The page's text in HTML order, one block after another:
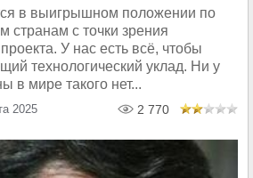
в выигрышном положении по
странам с точки зрения
У нас есть всё, чтобы
технологический уклад. Ни у
в мире такого нет...
2025 2 770